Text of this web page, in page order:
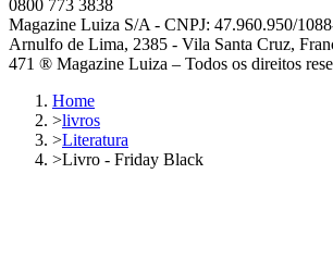
0800 773 3838
Magazine Luiza S/A - CNPJ: 47.960.950/
Arnulfo de Lima, 2385 - Vila Santa Cruz,
471 ® Magazine Luiza – Todos os direitos
Home
>livros
>Literatura
>Livro - Friday Black